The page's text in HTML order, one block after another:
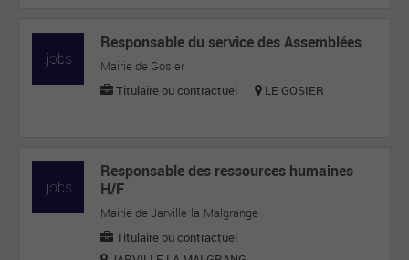
Responsable du service des Assemblées
Mairie de Gosier
Titulaire ou contractuel
LE GOSIER
Responsable des ressources humaines
H/F
Mairie de Jarville-la-Malgrange
Titulaire ou contractuel